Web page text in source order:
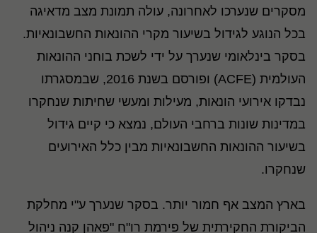
מסקרים שנערכו לאחרונה, עולה תמונת מצב מדאיגה
בכל הנוגע לגידול בשיעור מקרי ההונאות החשבונאיות.
בסקר בינלאומי שנערך על ידי לשכת בוחני ההונאות
העולמית (ACFE) ופורסם בשנת 2016, שבמסגרתו
נבדקו אירועי הונאות, מעילות ומעשי שחיתות שנחקרו
במדינות שונות ברחבי העולם, נמצא כי קיים גידול
בשיעור ההונאות החשבונאיות מבין כלל האירועים
שנחקרו.
בארץ המצב אף חמור יותר. בסקר שנערך ע"י מחלקת
הביקורת החקירתית של פירמת רו"ח "פאהן קנה ניהול